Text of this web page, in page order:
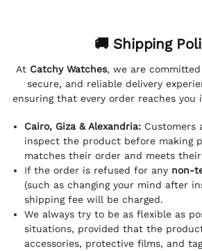
🚚 Shipping
At Catchy Watches, we are
secure, and reliable delivery
ensuring that every order reaches
Cairo, Giza & Alexandria: Customers
inspect the product before making
matches their order and meets
If the order is refused for any non-
(such as changing your mind after
shipping fee will be charged.
We always try to be as flexible as
situations, provided that the
accessories, protective films, and